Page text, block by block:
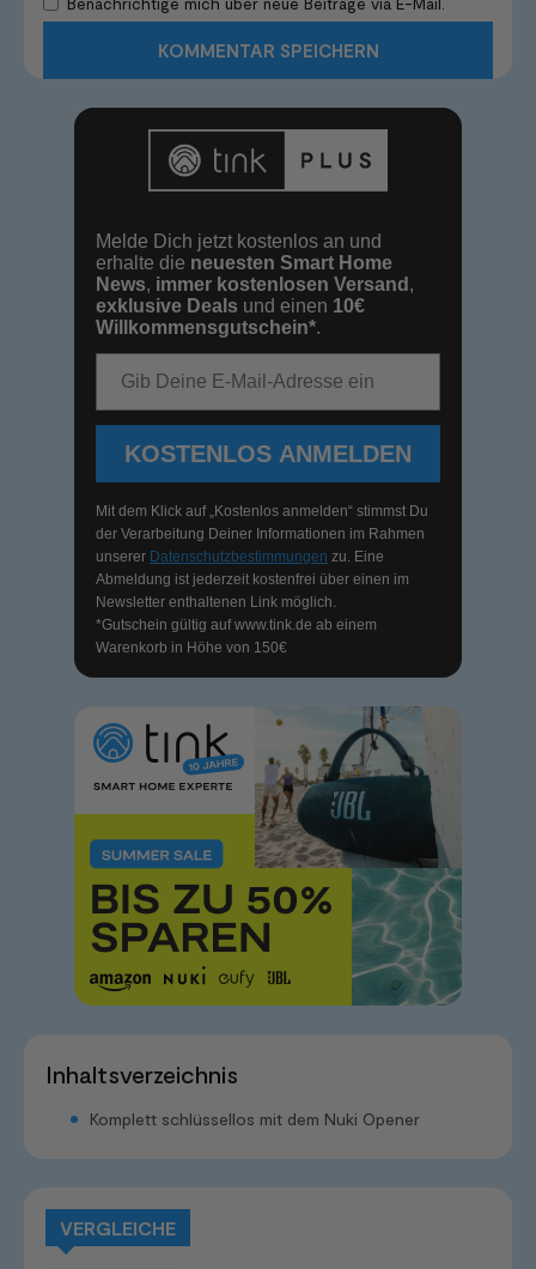
Melde Dich jetzt kostenlos an und
erhalte die neuesten Smart Home
News, immer kostenlosen Versand ,
exklusive Deals und einen 10€
Willkommensgutschein*.
KOSTENLOS ANMELDEN
Mit dem Klick auf „Kostenlos anmelden“ stimmst Du
der Verarbeitung Deiner Informationen im Rahmen
unserer Datenschutzbestimmungen zu. Eine
Abmeldung ist jederzeit kostenfrei über einen im
Newsletter enthaltenen Link möglich.
*Gutschein gültig aufwww.tink.de ab einem
Warenkorb in Höhe von 150€
Inhaltsverzeichnis
Komplett schlüssellos mit dem Nuki Opener
VERGLEICHE